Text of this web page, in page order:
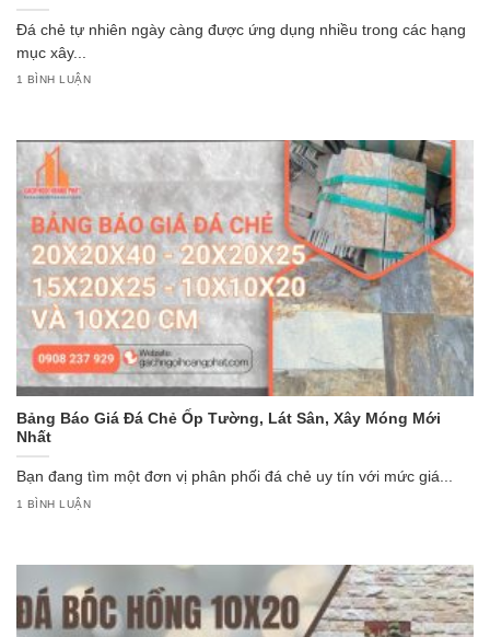
Đá chẻ tự nhiên ngày càng được ứng dụng nhiều trong các hạng
mục xây...
1 BÌNH LUẬN
Bảng Báo Giá Đá Chẻ Ốp Tường, Lát Sân, Xây Móng Mới
Nhất
Bạn đang tìm một đơn vị phân phối đá chẻ uy tín với mức giá...
1 BÌNH LUẬN